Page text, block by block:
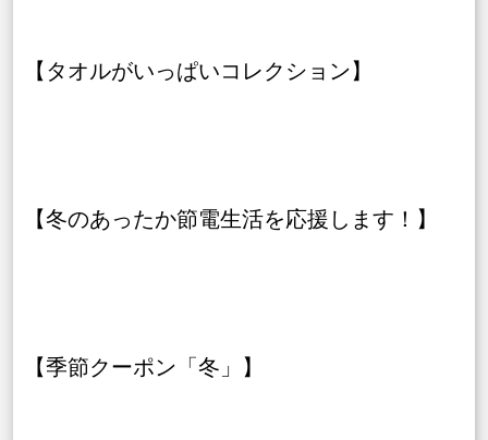
【タオルがいっぱいコレクション】
【冬のあったか節電生活を応援します！】
【季節クーポン「冬」】